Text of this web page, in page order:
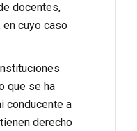
docentes,
cuyo caso
que se ha
conducente a
derecho